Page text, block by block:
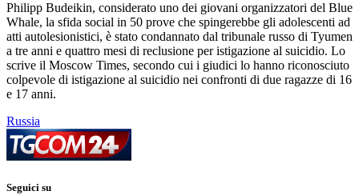
Philipp Budeikin, considerato uno dei giovani organizzatori del Blue
Whale, la sfida social in 50 prove che spingerebbe gli adolescenti ad
atti autolesionistici, è stato condannato dal tribunale russo di Tyumen
a tre anni e quattro mesi di reclusione per istigazione al suicidio. Lo
scrive il Moscow Times, secondo cui i giudici lo hanno riconosciuto
colpevole di istigazione al suicidio nei confronti di due ragazze di 16
e 17 anni.
Russia
Seguici su